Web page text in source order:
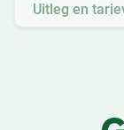
Uitleg en